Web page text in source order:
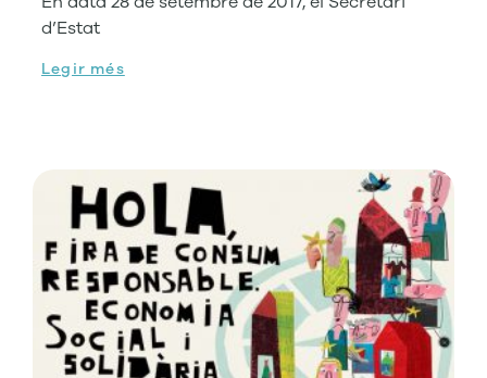
d’Estat
Legir més